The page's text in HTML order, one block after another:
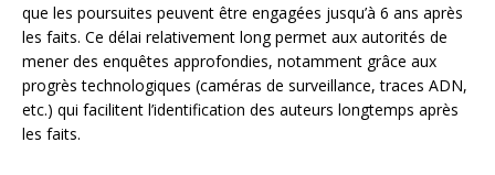
que les poursuites peuvent être engagées jusqu’à 6 ans après
les faits. Ce délai relativement long permet aux autorités de
mener des enquêtes approfondies, notamment grâce aux
progrès technologiques (caméras de surveillance, traces ADN,
etc.) qui facilitent l’identification des auteurs longtemps après
les faits.